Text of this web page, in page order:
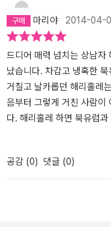
고... 얼른 해리 홀레 시리
다.
의 신분에 한계를 느낀' 해
심하지만 그의 앞에 이 사
결정적인 단서가 나타납니
야. 태생이 멍청해서 그 무
이 돼서 참호 속으로 기어
슨 일이 벌어진 건가 싶은
는 날까지 공상적 박애주의
야.' 짐 빔을 즐겨 마시고 카
젊고 풋풋한 모습으로. '해
하게도 자국인 노르웨이가
입니다. 말이 공조수사이지
성(性)인 '홀레'를 '홀
죽음을 맞이한다. 이에 노
서의 벗어났는지에 대한
공조수사의 면목과 자국의
난 호주의 경찰 파트너 ‘앤
묘하게 파트너 쉽이 맞아
면을 들여다보기 시작한다.
가면서 그의 옛 아르바이트
여기서 범인이 바로 밝혀진
히 전달하여 이야기 구성
늘이 이 사건에서 어떤 거울
해리와 우리들일 것이다. 한편 해리는 사건을 파고들수록 자신의 어
다. 왜 해리가 알콜중독자
마리야 2014-04-
드디어 매력 넘치는 상남자
났습니다. 차갑고 냉혹한
거칠고 날카롭던 해리홀레
음부터 그렇게 거친 사람이
다. 해리홀레 하면 북유럽
설기도 했습니다. 하지만
았습니다. 뜬금없지만 왠지
고 느릴것 같다는 생각이
공감 (0) 댓글 (0)